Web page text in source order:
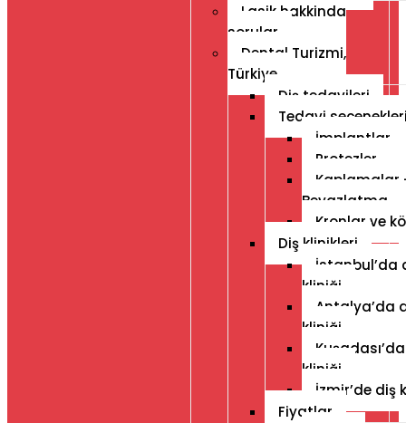
Lasik hakkinda
sorular
Dental Turizmi,
Türkiye
Diş tedavileri
Tedavi
İmplantlar
Protezler
Kaplamalar
Beyazlatma
Kronlar ve
Diş klinikleri
İstanbul’da
kliniği
Antalya’da
kliniği
kliniği
İzmir’de diş
Fiyatlar